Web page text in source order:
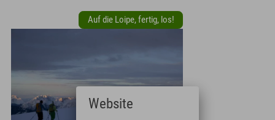
Auf die Loipe, fertig, los!
Website